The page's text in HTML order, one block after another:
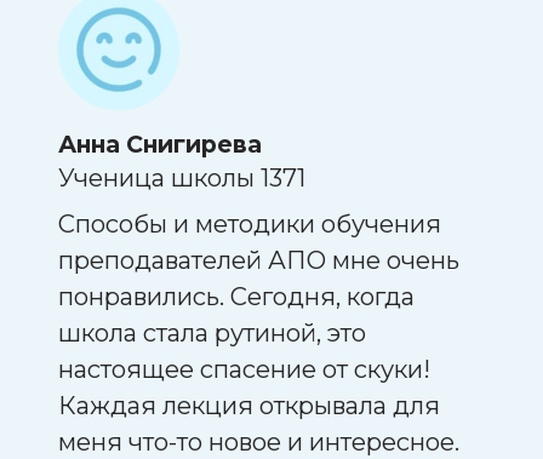
Анна Снигирева
Ученица школы 1371
Способы и методики обучения
преподавателей АПО мне очень
понравились. Сегодня, когда
школа стала рутиной, это
настоящее спасение от скуки!
Каждая лекция открывала для
меня что-то новое и интересное.